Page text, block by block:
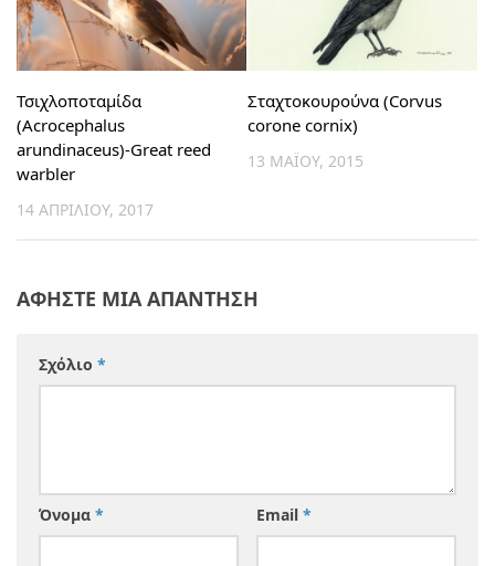
Τσιχλοποταμίδα
(Acrocephalus
arundinaceus)-Great reed
warbler
14 ΑΠΡΙΛΊΟΥ, 2017
Σταχτοκουρούνα (Corvus
corone cornix)
13 ΜΑΪ́ΟΥ, 2015
ΑΦΉΣΤΕ ΜΙΑ ΑΠΆΝΤΗΣΗ
Σχόλιο *
Όνομα * Email *